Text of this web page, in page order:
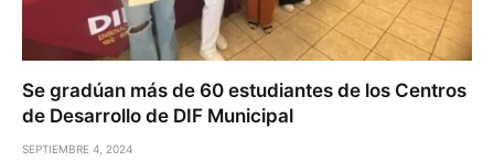
Se gradúan más de 60 estudiantes de los Centros
de Desarrollo de DIF Municipal
SEPTIEMBRE 4, 2024